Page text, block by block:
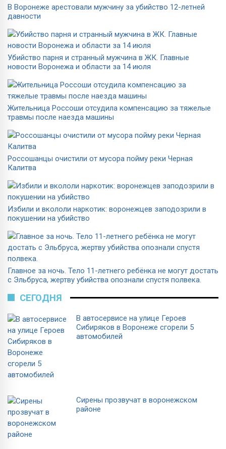
В Воронеже арестовали мужчину за убийство 12-летней
давности
Убийство парня и странный мужчина в ЖК. Главные
новости Воронежа и области за 14 июля
Жительница Россоши отсудила компенсацию за тяжелые
травмы после наезда машины
Россошанцы очистили от мусора пойму реки Черная
Калитва
Избили и вкололи наркотик: воронежцев заподозрили в
покушении на убийство
Главное за ночь. Тело 11-летнего ребёнка не могут достать
с Эльбруса, жертву убийства опознали спустя полвека.
СЕГОДНЯ
В автосервисе на улице Героев
Сибиряков в Воронеже сгорели 5
автомобилей
Сирены прозвучат в воронежском
районе